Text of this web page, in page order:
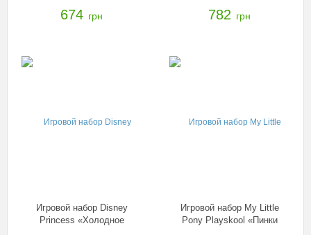
B5194
674 грн 782 грн
Игровой набор Disney
Princess «Холодное
Игровой набор My Little
Pony Playskool «Пинки